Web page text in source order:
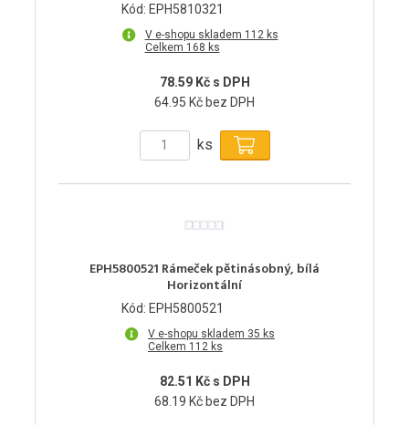
Kód: EPH5810321
V e-shopu skladem 112 ks
Celkem 168 ks
78.59 Kč s DPH
64.95 Kč bez DPH
ks
EPH5800521 Rámeček pětinásobný, bílá
Horizontální
Kód: EPH5800521
V e-shopu skladem 35 ks
Celkem 112 ks
82.51 Kč s DPH
68.19 Kč bez DPH